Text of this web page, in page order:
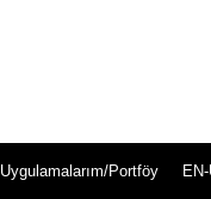
Uygulamalarım/Portföy